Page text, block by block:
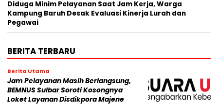
Diduga Minim Pelayanan Saat Jam Kerja, Warga
Kampung Baruh Desak Evaluasi Kinerja Lurah dan
Pegawai
BERITA TERBARU
Berita Utama
Jam Pelayanan Masih Berlangsung,
BEMNUS Sulbar Soroti Kosongnya
Loket Layanan Disdikpora Majene